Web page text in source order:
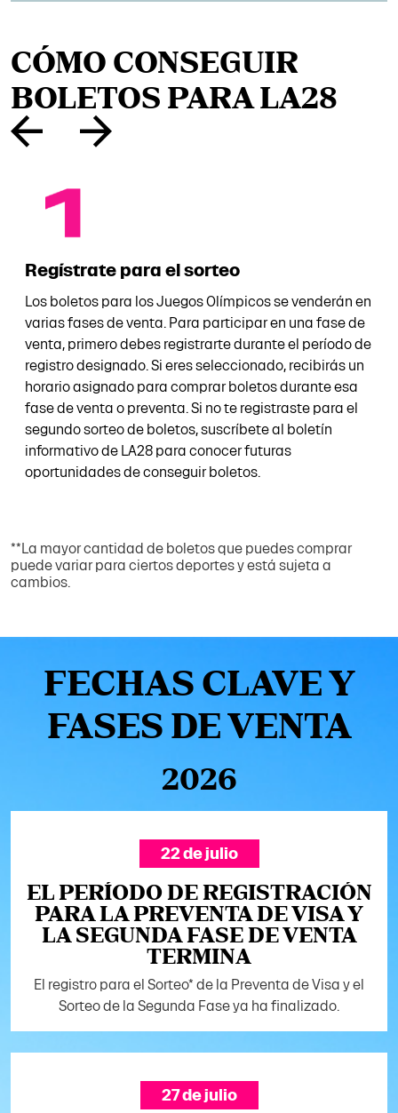
CÓMO CONSEGUIR
BOLETOS PARA LA28
Regístrate para el sorteo
Los boletos para los Juegos Olímpicos se venderán en
varias fases de venta. Para participar en una fase de
venta, primero debes registrarte durante el período de
registro designado. Si eres seleccionado, recibirás un
horario asignado para comprar boletos durante esa
fase de venta o preventa. Si no te registraste para el
segundo sorteo de boletos, suscríbete al boletín
informativo de LA28 para conocer futuras
oportunidades de conseguir boletos.
**La mayor cantidad de boletos que puedes comprar
puede variar para ciertos deportes y está sujeta a
cambios.
FECHAS CLAVE Y
FASES DE VENTA
2026
22 de julio
EL PERÍODO DE REGISTRACIÓN
PARA LA PREVENTA DE VISA Y
LA SEGUNDA FASE DE VENTA
TERMINA
El registro para el Sorteo* de la Preventa de Visa y el
Sorteo de la Segunda Fase ya ha finalizado.
27 de julio